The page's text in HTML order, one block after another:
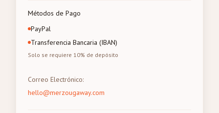
Métodos de Pago
PayPal
Transferencia Bancaria (IBAN)
Solo se requiere 10% de depósito
Correo Electrónico:
hello@merzougaway.com